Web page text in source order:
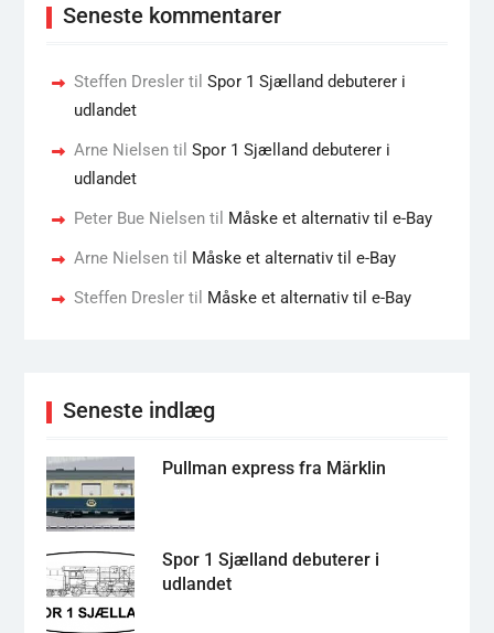
Seneste kommentarer
Steffen Dreslertil Spor 1 Sjælland debuterer i
udlandet
Arne Nielsentil Spor 1 Sjælland debuterer i
udlandet
Peter Bue Nielsentil Måske et alternativ til e-Bay
Arne Nielsentil Måske et alternativ til e-Bay
Steffen Dreslertil Måske et alternativ til e-Bay
Seneste indlæg
Pullman express fra Märklin
Spor 1 Sjælland debuterer i
udlandet